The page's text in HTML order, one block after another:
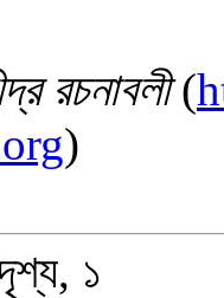
রচনাবলী(
)
১